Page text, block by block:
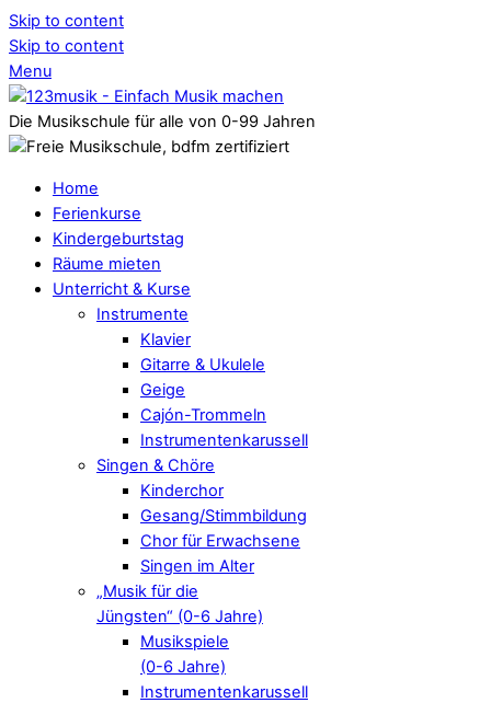
Skip to content
Skip to content
Menu
Die Musikschule für alle von 0-99 Jahren
Home
Ferienkurse
Kindergeburtstag
Räume mieten
Unterricht & Kurse
Instrumente
Klavier
Gitarre & Ukulele
Geige
Cajón-Trommeln
Instrumentenkarussell
Singen & Chöre
Kinderchor
Gesang/Stimmbildung
Chor für Erwachsene
Singen im Alter
„Musik für die
Jüngsten“ (0-6 Jahre)
Musikspiele
(0-6 Jahre)
Instrumentenkarussell